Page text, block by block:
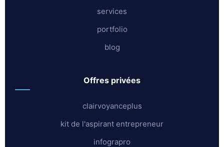
services
portfolio
blog
offres privées
clairvoyanceplus
kit de l'aspirant entrepreneur
infograpro